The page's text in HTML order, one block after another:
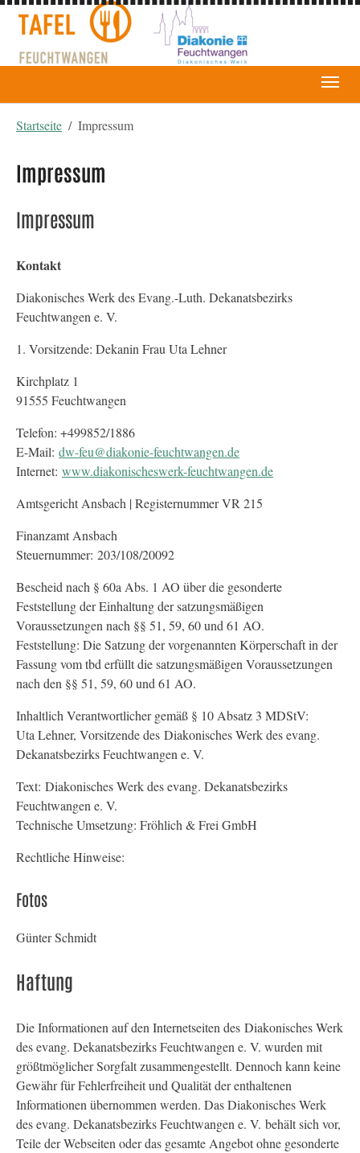
Startseite
Impressum
Impressum
Impressum
Kontakt
Diakonisches Werk des Evang.-Luth. Dekanatsbezirks
Feuchtwangen e. V.
1. Vorsitzende: Dekanin Frau Uta Lehner
Kirchplatz 1
91555 Feuchtwangen
Telefon: +499852/1886
E-Mail: dw-feu@diakonie-feuchtwangen.de
Internet: www.diakonischeswerk-feuchtwangen.de
Amtsgericht Ansbach | Registernummer VR 215
Finanzamt Ansbach
Steuernummer: 203/108/20092
Bescheid nach § 60a Abs. 1 AO über die gesonderte
Feststellung der Einhaltung der satzungsmäßigen
Voraussetzungen nach §§ 51, 59, 60 und 61 AO.
Feststellung: Die Satzung der vorgenannten Körperschaft in der
Fassung vom tbd erfüllt die satzungsmäßigen Voraussetzungen
nach den §§ 51, 59, 60 und 61 AO.
Inhaltlich Verantwortlicher gemäß § 10 Absatz 3 MDStV:
Uta Lehner, Vorsitzende des Diakonisches Werk des evang.
Dekanatsbezirks Feuchtwangen e. V.
Text: Diakonisches Werk des evang. Dekanatsbezirks
Feuchtwangen e. V.
Technische Umsetzung: Fröhlich & Frei GmbH
Rechtliche Hinweise:
Fotos
Günter Schmidt
Haftung
Die Informationen auf den Internetseiten des Diakonisches Werk
des evang. Dekanatsbezirks Feuchtwangen e. V. wurden mit
größtmöglicher Sorgfalt zusammengestellt. Dennoch kann keine
Gewähr für Fehlerfreiheit und Qualität der enthaltenen
Informationen übernommen werden. Das Diakonisches Werk
des evang. Dekanatsbezirks Feuchtwangen e. V. behält sich vor,
Teile der Webseiten oder das gesamte Angebot ohne gesonderte